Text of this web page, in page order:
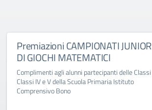
Premiazioni CAMPIONATI JUNIOR
DI GIOCHI MATEMATICI
Complimenti agli alunni partecipanti delle Classi
Classi IV e V della Scuola Primaria Istituto
Comprensivo Bono